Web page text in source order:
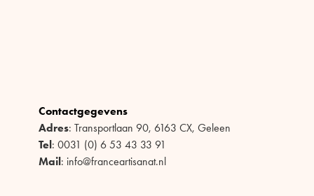
Contactgegevens
Adres: Transportlaan 90, 6163 CX, Geleen
Tel : 0031 (0) 6 53 43 33 91
Mail : info@franceartisanat.nl